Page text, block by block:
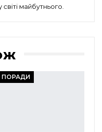
майбутнього.
ПОРАДИ